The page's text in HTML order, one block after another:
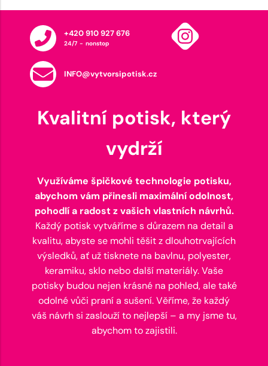
+420 910 927 676
24/7 - nonstop
INFO@vytvorsipotisk.cz
Kvalitní potisk, který
vydrží
Využíváme špičkové technologie potisku,
abychom vám přinesli maximální odolnost,
pohodlí a radost z vašich vlastních návrhů.
Každý potisk vytváříme s důrazem na detail a
kvalitu, abyste se mohli těšit z dlouhotrvajících
výsledků, ať už tisknete na bavlnu, polyester,
keramiku, sklo nebo další materiály. Vaše
potisky budou nejen krásné na pohled, ale také
odolné vůči praní a sušení. Věříme, že každý
váš návrh si zaslouží to nejlepší – a my jsme tu,
abychom to zajistili.